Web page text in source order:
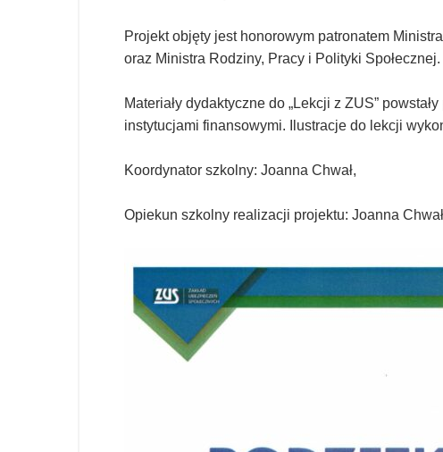
Projekt objęty jest honorowym patronatem
oraz Ministra Rodziny, Pracy i Polityki Społecznej.
Materiały dydaktyczne do „Lekcji z ZUS”
instytucjami finansowymi. Ilustracje do lekcji
Koordynator szkolny: Joanna Chwał,
Opiekun szkolny realizacji projektu: Joanna